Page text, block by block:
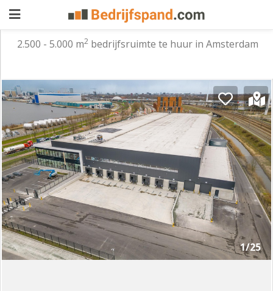
aanbieden
Pand
zoeken
Waarom
adverteren
Premium
adverteren
Blog
Registreren
Login
2.500 - 5.000 m2 bedrijfsruimte te huur in Amsterdam
1/25